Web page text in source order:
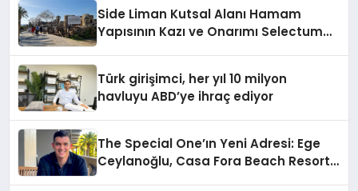
Side Liman Kutsal Alanı Hamam
Yapısının Kazı ve Onarımı Selectum
Türk girişimci, her yıl 10 milyon
havluyu ABD’ye ihraç ediyor
The Special One’ın Yeni Adresi: Ege
Ceylanoğlu, Casa Fora Beach Resort